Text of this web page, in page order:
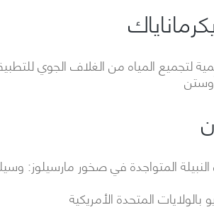
لتجميع المياه من الغلاف الجوي
النبيلة المتواجدة في صخور مارسيلوز:
بالولايات المتحدة الأمريكية